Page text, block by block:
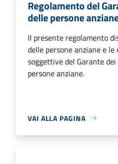
Regolamento del
delle persone
Il presente regolamento
delle persone anziane e
soggettive del Garante
persone anziane.
VAI ALLA PAGINA